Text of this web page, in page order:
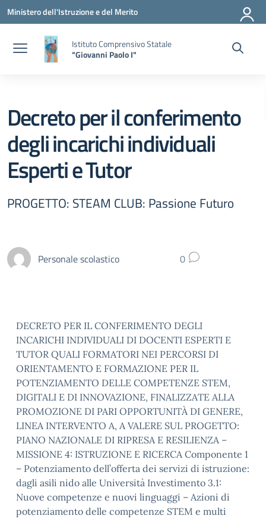
Vai ai contenuti
Vai al menu di navigazione
Vai al footer
Ministero dell'Istruzione e del Merito
Istituto Comprensivo Statale
"Giovanni Paolo I"
Decreto per il conferimento
degli incarichi individuali
Esperti e Tutor
PROGETTO: STEAM CLUB: Passione Futuro
Personale scolastico 0
DECRETO PER IL CONFERIMENTO DEGLI
INCARICHI INDIVIDUALI DI DOCENTI ESPERTI E
TUTOR QUALI FORMATORI NEI PERCORSI DI
ORIENTAMENTO E FORMAZIONE PER IL
POTENZIAMENTO DELLE COMPETENZE STEM,
DIGITALI E DI INNOVAZIONE, FINALIZZATE ALLA
PROMOZIONE DI PARI OPPORTUNITÀ DI GENERE,
LINEA INTERVENTO A, A VALERE SUL PROGETTO:
PIANO NAZIONALE DI RIPRESA E RESILIENZA –
MISSIONE 4: ISTRUZIONE E RICERCA Componente 1
– Potenziamento dell’offerta dei servizi di istruzione:
dagli asili nido alle Università Investimento 3.1:
Nuove competenze e nuovi linguaggi – Azioni di
potenziamento delle competenze STEM e multi